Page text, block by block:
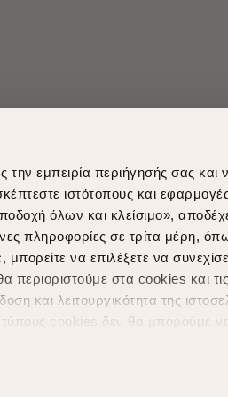
εμπειρία περιήγησής σας και
ιστότοπους και
όλων και κλείσιμο»,
πληροφορίες σε τρίτα μέρη,
να επιλέξετε να
στα cookies και τις
και λειτουργικότητα της
cookies δεν θα μπορούμε
σας ή να ανακαλέσετε τη
with Shipping